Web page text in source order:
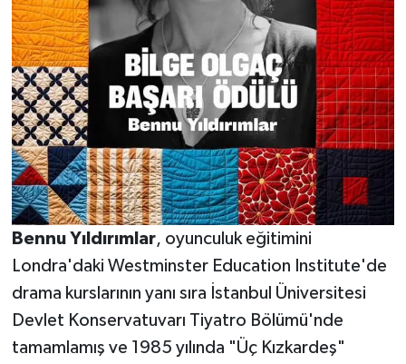
Bennu Yıldırımlar, oyunculuk eğitimini
Londra'daki Westminster Education Institute'de
drama kurslarının yanı sıra İstanbul Üniversitesi
Devlet Konservatuvarı Tiyatro Bölümü'nde
tamamlamış ve 1985 yılında "Üç Kızkardeş"